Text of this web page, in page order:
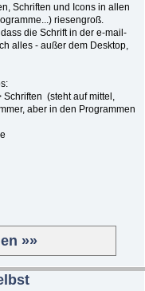
Schriften und Icons in allen
riesengroß.
die Schrift in der e-mail-
alles - außer dem Desktop,
(steht auf mittel,
aber in den Programmen
»»